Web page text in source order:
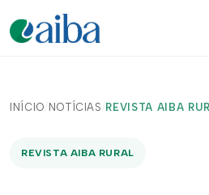
INÍCIO/ NOTÍCIAS / REVISTA AIBA
REVISTA AIBA RURAL